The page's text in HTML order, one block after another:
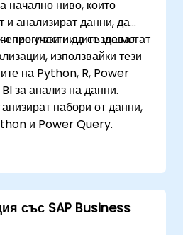
начално ниво, които
и анализират данни, да
прогнози и да създават
използвайки тези
участниците ще могат
на Python, R, Power
за анализ на данни.
набори от данни,
и Power Query.
табла за
с Power BI.
ефективно данни
със SAP Business